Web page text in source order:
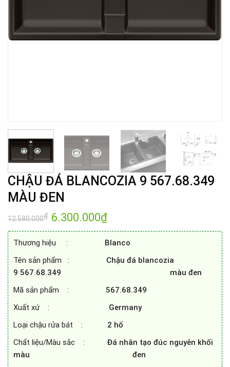
CHẬU ĐÁ BLANCOZIA 9 567.68.349
MÀU ĐEN
12.580.000₫ Giá
gốc
là:
6.300.000₫Giá
tại
6.300.000₫.
Thương hiệu :
Blanco
Tên sản phẩm : Chậu đá blancozia
9 567.68.349
màu đen
Mã sản phẩm : 567.68.349
Xuất xứ : Germany
Loại chậu rửa bát : 2 hố
Chất liệu/Màu sắc : Đá nhân tạo đúc nguyên khối
màu đen